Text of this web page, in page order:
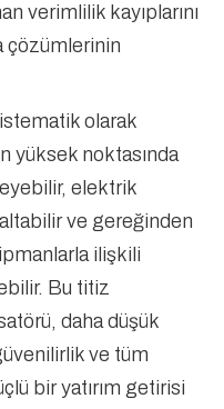
verimlilik kayıplarını
çözümlerinin
olarak
yüksek noktasında
elektrik
ve gereğinden
ilişkili
Bu titiz
daha düşük
ve tüm
bir yatırım getirisi